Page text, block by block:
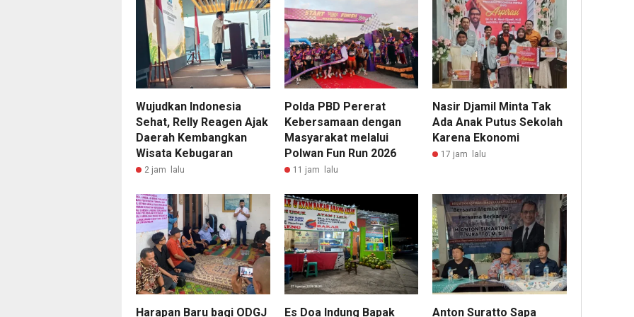
Wujudkan Indonesia
Sehat, Relly Reagen Ajak
Daerah Kembangkan
Wisata Kebugaran
2 jam lalu
Polda PBD Pererat
Kebersamaan dengan
Masyarakat melalui
Polwan Fun Run 2026
11 jam lalu
Nasir Djamil Minta Tak
Ada Anak Putus Sekolah
Karena Ekonomi
17 jam lalu
Harapan Baru bagi ODGJ
Es Doa Indung Bapak
Anton Suratto Sapa